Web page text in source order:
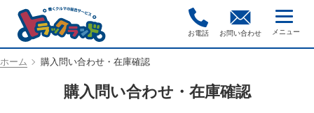
お電話 お問い合わせ
ホーム 購入問い合わせ・在庫確認
購入問い合わせ・在庫確認